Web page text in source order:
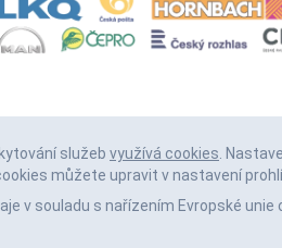
služeb využívá cookies.
můžete upravit v nastavení
v souladu s nařízením Evropské unie